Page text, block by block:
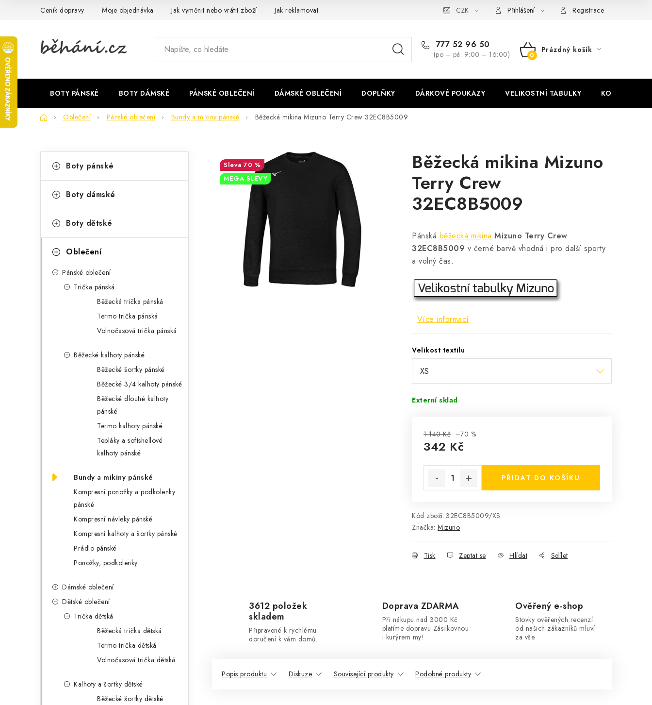
Ceník dopravy Moje objednávka Jak vyměnit nebo vrátit zboží Jak reklamovat Velikostní tabulky Ochrana osobních údajů Zásady používání
CZK Přihlášení Registrace
777 52 96 50
(po – pá: 9:00 – 16:00)
NÁKUPNÍ
Prázdný košík
BOTY PÁNSKÉ BOTY DÁMSKÉ PÁNSKÉ OBLEČENÍ DÁMSKÉ OBLEČENÍ DOPLŇKY DÁRKOVÉ POUKAZY VELIKOSTNÍ TABULKY KONTAKT
DomůOblečení Pánské oblečení Bundy a mikiny pánské Běžecká mikina Mizuno Terry Crew 32EC8B5009
o
t
r
kategorie
a
e
o
Boty pánské
Boty dámské
Boty dětské
Oblečení
Pánské oblečení
Trička pánská
Běžecká trička pánská
Termo trička pánská
Volnočasová trička pánská
Běžecké kalhoty pánské
Běžecké šortky pánské
Běžecké 3/4 kalhoty pánské
Běžecké dlouhé kalhoty
pánské
Termo kalhoty pánské
Tepláky a softshellové
kalhoty pánské
Bundy a mikiny pánské
Kompresní ponožky a podkolenky
pánské
Kompresní návleky pánské
Kompresní kalhoty a šortky pánské
Prádlo pánské
Ponožky, podkolenky
Dámské oblečení
Dětské oblečení
Trička dětská
Běžecká trička dětská
Termo trička dětská
Volnočasová trička dětská
Kalhoty a šortky dětské
Běžecké šortky dětské
Běžecká mikina Mizuno
Terry Crew
32EC8B5009
Pánská běžecká mikina Mizuno Terry Crew
32EC8B5009 v černé barvě vhodná i pro další sporty
a volný čas.
Více informací
Velikost textilu
Externí sklad
1 140 Kč –70 %
342 Kč
PŘIDAT DO KOŠÍKU
Kód zboží: 32EC8B5009/XS
Značka: Mizuno
Tisk Zeptat se Hlídat Sdílet
70 %
MEGA SLEVY
3612 položek
skladem
Připravené k rychlému
doručení k vám domů.
Doprava ZDARMA
Při nákupu nad 3000 Kč
platíme dopravu Zásilkovnou
i kurýrem my!
Ověřený e-shop
Stovky ověřených recenzí
od našich zákazníků mluví
za vše.
Popis produktu Diskuze Související produkty Podobné produkty